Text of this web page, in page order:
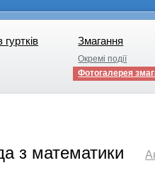
гуртків
гуртків Змагання
Змагання
Окремі події
Окремі події
Фотогалерея
з математики